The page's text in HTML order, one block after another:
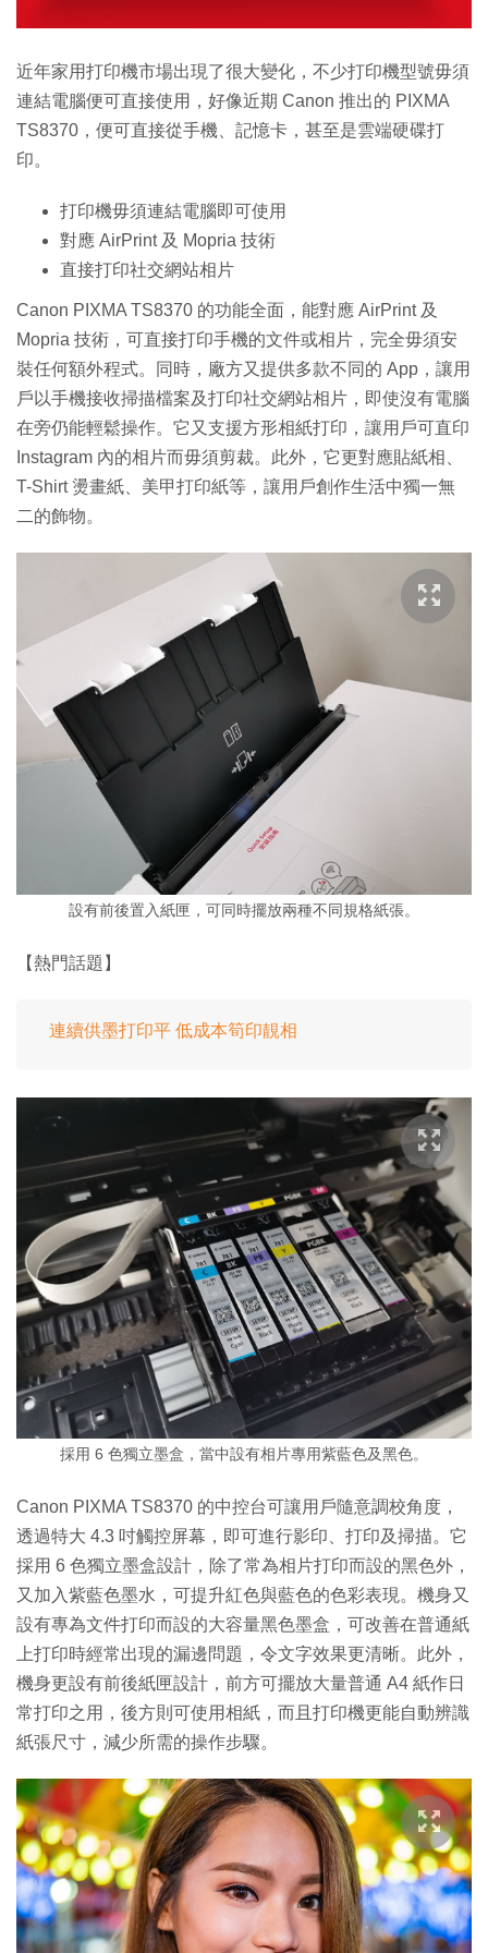
近年家用打印機市場出現了很大變化，不少打印機型號毋須
連結電腦便可直接使用，好像近期 Canon 推出的 PIXMA
TS8370，便可直接從手機、記憶卡，甚至是雲端硬碟打
印。
打印機毋須連結電腦即可使用
對應 AirPrint 及 Mopria 技術
直接打印社交網站相片
Canon PIXMA TS8370 的功能全面，能對應 AirPrint 及
Mopria 技術，可直接打印手機的文件或相片，完全毋須安
裝任何額外程式。同時，廠方又提供多款不同的 App，讓用
戶以手機接收掃描檔案及打印社交網站相片，即使沒有電腦
在旁仍能輕鬆操作。它又支援方形相紙打印，讓用戶可直印
Instagram 內的相片而毋須剪裁。此外，它更對應貼紙相、
T-Shirt 燙畫紙、美甲打印紙等，讓用戶創作生活中獨一無
二的飾物。
設有前後置入紙匣，可同時擺放兩種不同規格紙張。
【熱門話題】
連續供墨打印平 低成本筍印靚相
採用 6 色獨立墨盒，當中設有相片專用紫藍色及黑色。
Canon PIXMA TS8370 的中控台可讓用戶隨意調校角度，
透過特大 4.3 吋觸控屏幕，即可進行影印、打印及掃描。它
採用 6 色獨立墨盒設計，除了常為相片打印而設的黑色外，
又加入紫藍色墨水，可提升紅色與藍色的色彩表現。機身又
設有專為文件打印而設的大容量黑色墨盒，可改善在普通紙
上打印時經常出現的漏邊問題，令文字效果更清晰。此外，
機身更設有前後紙匣設計，前方可擺放大量普通 A4 紙作日
常打印之用，後方則可使用相紙，而且打印機更能自動辨識
紙張尺寸，減少所需的操作步驟。